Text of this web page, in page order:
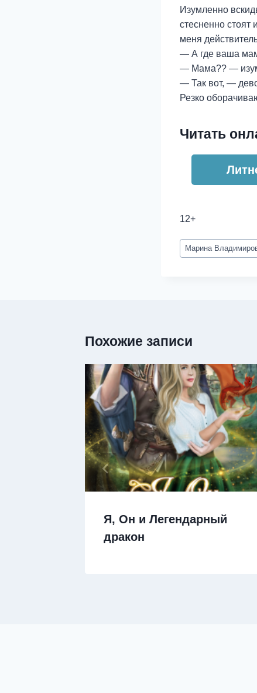
Изумленно
стесненно
меня
— А где ваша
— Мама?? —
— Так вот, —
Резко
Читать
12+
Метки
записи:
Марина
Похожие записи
Я, Он и Легендарный
дракон